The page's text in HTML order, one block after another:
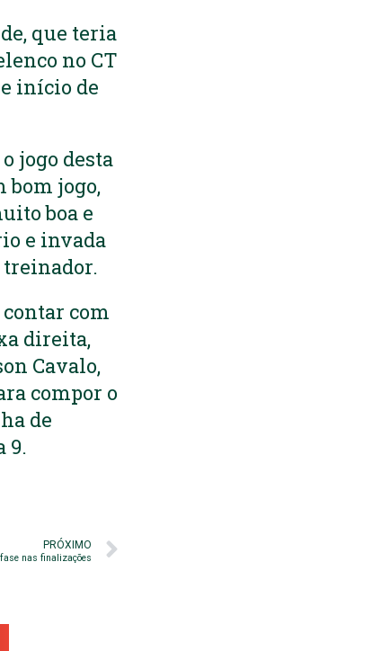
que teria
no CT
início de
jogo desta
bom jogo,
boa e
e invada
treinador.
com
direita,
Cavalo,
compor o
de
9.
PRÓXIMO
nas finalizações